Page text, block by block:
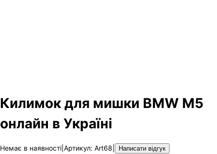
Килимок для мишки BMW M5
онлайн в Україні
Немає в наявності Артикул: Art68 Написати відгук